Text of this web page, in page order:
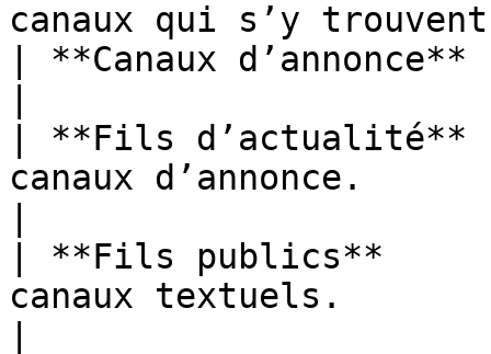
canaux qui s’y
| **Canaux
| **Fils d’actualité**
canaux d’annonce.
| **Fils publics**
canaux textuels.